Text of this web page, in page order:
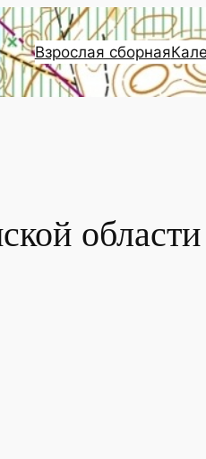
Взрослая сборная
области